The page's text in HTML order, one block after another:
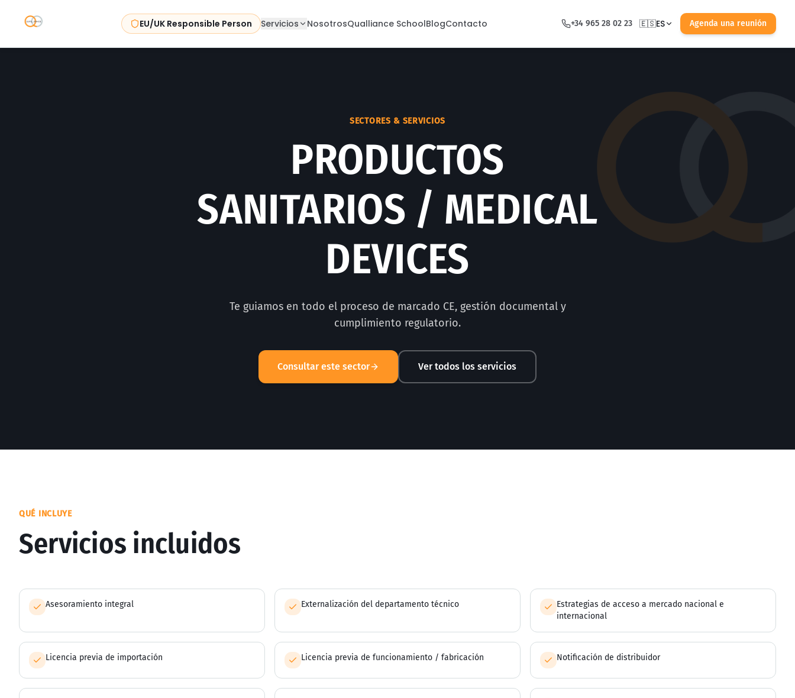
EU/UK Responsible Person Servicios NosotrosQualliance SchoolBlogContacto +34 965 28 02 23 🇪🇸ES Agenda una reunión
SECTORES & SERVICIOS
PRODUCTOS
SANITARIOS / MEDICAL
DEVICES
Te guiamos en todo el proceso de marcado CE, gestión documental y
cumplimiento regulatorio.
Consultar este sector Ver todos los servicios
QUÉ INCLUYE
Servicios incluidos
Asesoramiento integral Externalización del departamento técnico
Estrategias de acceso a mercado nacional e
internacional
Licencia previa de importación Licencia previa de funcionamiento / fabricación Notificación de distribuidor